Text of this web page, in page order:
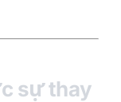
sự thay